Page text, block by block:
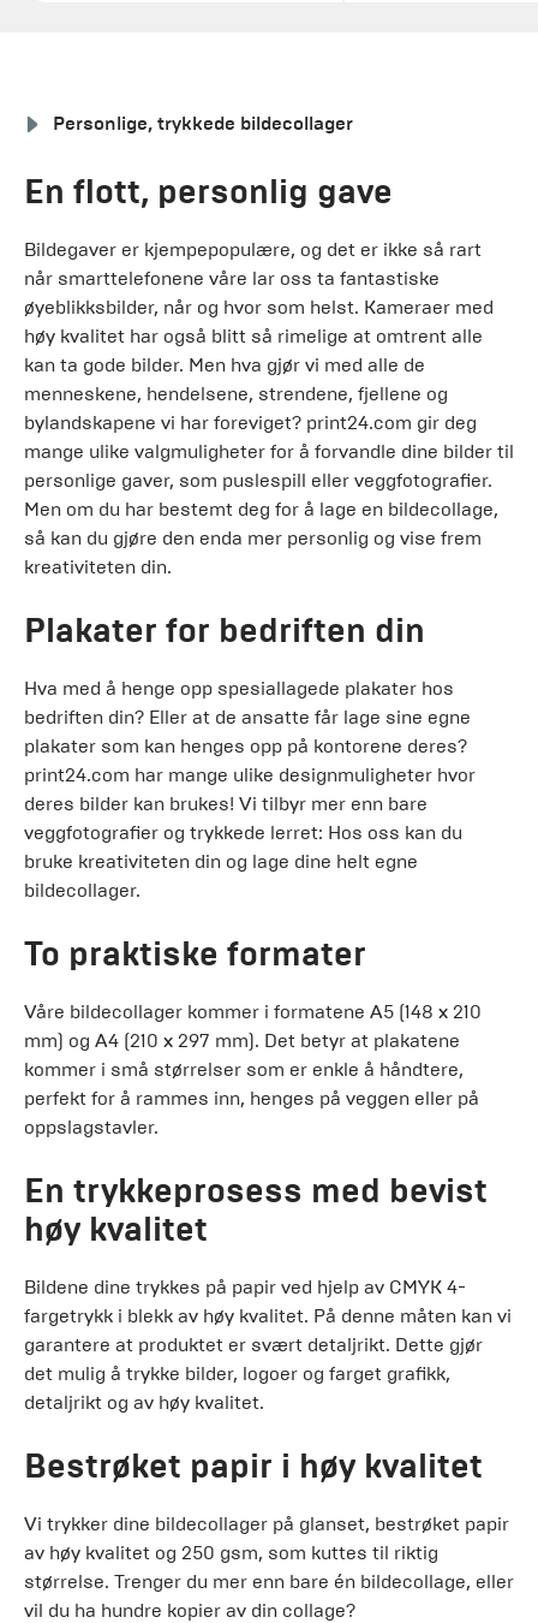
Personlige, trykkede bildecollager
En flott, personlig gave
Bildegaver er kjempepopulære, og det er ikke så rart
når smarttelefonene våre lar oss ta fantastiske
øyeblikksbilder, når og hvor som helst. Kameraer med
høy kvalitet har også blitt så rimelige at omtrent alle
kan ta gode bilder. Men hva gjør vi med alle de
menneskene, hendelsene, strendene, fjellene og
bylandskapene vi har foreviget? print24.com gir deg
mange ulike valgmuligheter for å forvandle dine bilder til
personlige gaver, som puslespill eller veggfotografier.
Men om du har bestemt deg for å lage en bildecollage,
så kan du gjøre den enda mer personlig og vise frem
kreativiteten din.
Plakater for bedriften din
Hva med å henge opp spesiallagede plakater hos
bedriften din? Eller at de ansatte får lage sine egne
plakater som kan henges opp på kontorene deres?
print24.com har mange ulike designmuligheter hvor
deres bilder kan brukes! Vi tilbyr mer enn bare
veggfotografier og trykkede lerret: Hos oss kan du
bruke kreativiteten din og lage dine helt egne
bildecollager.
To praktiske formater
Våre bildecollager kommer i formatene A5 (148 x 210
mm) og A4 (210 x 297 mm). Det betyr at plakatene
kommer i små størrelser som er enkle å håndtere,
perfekt for å rammes inn, henges på veggen eller på
oppslagstavler.
En trykkeprosess med bevist
høy kvalitet
Bildene dine trykkes på papir ved hjelp av CMYK 4-
fargetrykk i blekk av høy kvalitet. På denne måten kan vi
garantere at produktet er svært detaljrikt. Dette gjør
det mulig å trykke bilder, logoer og farget grafikk,
detaljrikt og av høy kvalitet.
Bestrøket papir i høy kvalitet
Vi trykker dine bildecollager på glanset, bestrøket papir
av høy kvalitet og 250 gsm, som kuttes til riktig
størrelse. Trenger du mer enn bare én bildecollage, eller
vil du ha hundre kopier av din collage?